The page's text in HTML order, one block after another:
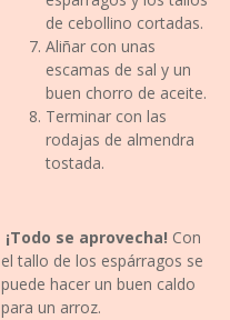
de cebollino cortadas.
Aliñar con unas
escamas de sal y un
buen chorro de aceite.
Terminar con las
rodajas de almendra
tostada.
¡Todo se aprovecha! Con
el tallo de los espárragos se
puede hacer un buen caldo
para un arroz.